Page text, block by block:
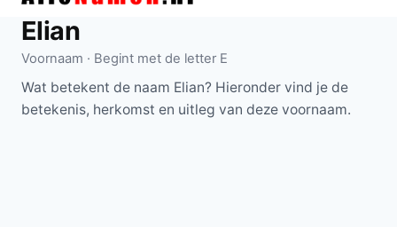
Elian
Voornaam · Begint met de letter E
Wat betekent de naam Elian? Hieronder vind je de
betekenis, herkomst en uitleg van deze voornaam.